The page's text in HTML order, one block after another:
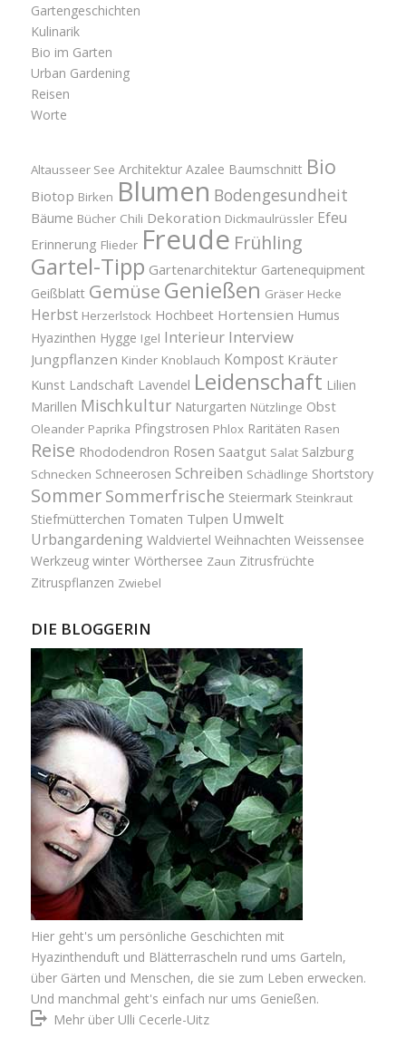
Gartengeschichten
Kulinarik
Bio im Garten
Urban Gardening
Reisen
Worte
Altausseer See Architektur Azalee Baumschnitt Bio
Biotop Birken Blumen Bodengesundheit
Bäume Bücher Chili Dekoration Dickmaulrüssler Efeu
Erinnerung Flieder Freude Frühling
Gartel-Tipp Gartenarchitektur Gartenequipment
Geißblatt Gemüse Genießen Gräser Hecke
Herbst Herzerlstock Hochbeet Hortensien Humus
Hyazinthen Hygge Igel Interieur Interview
Jungpflanzen Kinder Knoblauch Kompost Kräuter
Kunst Landschaft Lavendel Leidenschaft Lilien
Marillen Mischkultur Naturgarten Nützlinge Obst
Oleander Paprika Pfingstrosen Phlox Raritäten Rasen
Reise Rhododendron Rosen Saatgut Salat Salzburg
Schnecken Schneerosen Schreiben Schädlinge Shortstory
Sommer Sommerfrische Steiermark Steinkraut
Stiefmütterchen Tomaten Tulpen Umwelt
Urbangardening Waldviertel Weihnachten Weissensee
Werkzeug winter Wörthersee Zaun Zitrusfrüchte
Zitruspflanzen Zwiebel
DIE BLOGGERIN
Hier geht's um persönliche Geschichten mit
Hyazinthenduft und Blätterrascheln rund ums Garteln,
über Gärten und Menschen, die sie zum Leben erwecken.
Und manchmal geht's einfach nur ums Genießen.
Mehr über Ulli Cecerle-Uitz